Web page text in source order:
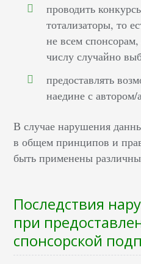
проводить
тотализаторы, то
не всем
числу случайно
предоставлять
наедине с автором/
В случае нарушения
в общем принципов и
быть применены
Последствия
при
спонсорской